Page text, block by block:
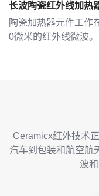
长波陶瓷红外线加热
陶瓷加热器元件工作
0微米的红外线微波
Ceramicx红外技术
汽车到包装和航空航
波